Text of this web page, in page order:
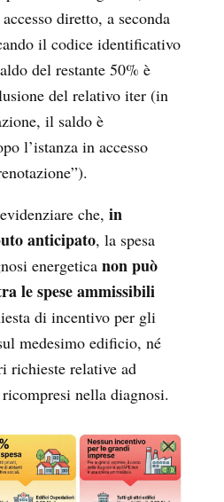
diretto, a seconda
il codice identificativo
del restante 50% è
del relativo iter (in
il saldo è
l’istanza in accesso
che, in
anticipato, la spesa
energetica non può
le spese ammissibili
di incentivo per gli
medesimo edificio, né
richieste relative ad
nella diagnosi.